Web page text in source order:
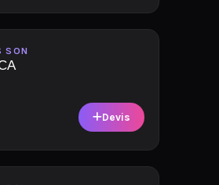
SON
Devis